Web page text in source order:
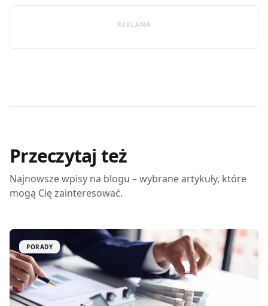
REKLAMA
Przeczytaj też
Najnowsze wpisy na blogu – wybrane artykuły, które
mogą Cię zainteresować.
PORADY